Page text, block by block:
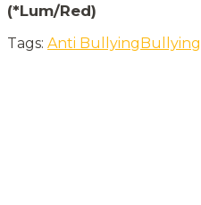
(*Lum/Red)
Tags: Anti BullyingBullying